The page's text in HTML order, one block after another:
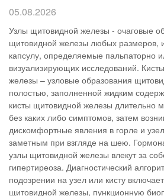
05.08.2026
Узлы щитовидной железы - очаговые
щитовидной железы любых
капсулу, определяемые пальпаторно
визуализирующих исследований.
железы – узловые образования
полостью, заполненной жидким
кисты щитовидной железы длительно
без каких либо симптомов, затем
дискомфортные явления в горле и
заметным при взгляде на шею.
узлы щитовидной железы влекут за
гипертиреоза. Диагностический
подозрении на узел или кисту
щитовидной железы, пункционную